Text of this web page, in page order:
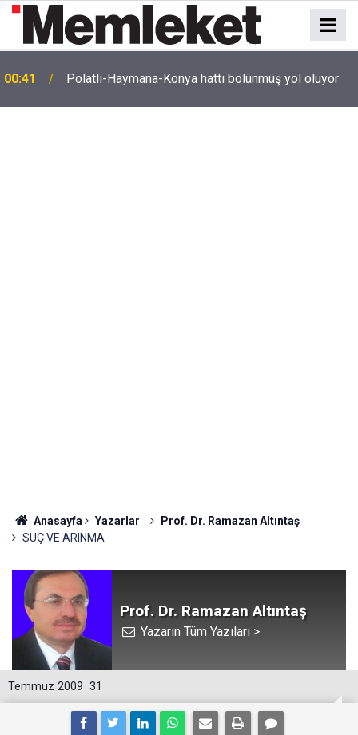
00:41 Polatlı-Haymana-Konya hattı bölünmüş yol oluyor
Anasayfa Yazarlar
Prof. Dr. Ramazan Altıntaş
SUÇ VE ARINMA
Prof. Dr. Ramazan Altıntaş
Yazarın Tüm Yazıları >
31
Temmuz 2009